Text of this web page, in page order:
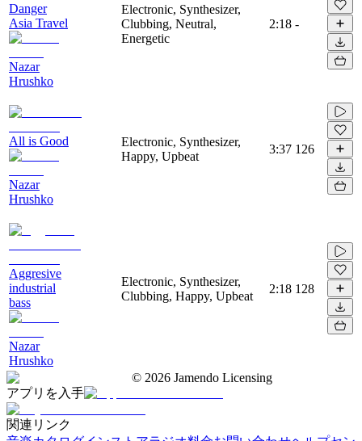
Danger
Asia Travel
Nazar
Hrushko
Electronic, Synthesizer,
Clubbing, Neutral,
Energetic
2:18 -
All is Good
Nazar
Hrushko
Electronic, Synthesizer,
Happy, Upbeat
3:37 126
Aggresive
industrial
bass
Nazar
Hrushko
Electronic, Synthesizer,
Clubbing, Happy, Upbeat
2:18 128
© 2026 Jamendo Licensing
アプリを入手
関連リンク